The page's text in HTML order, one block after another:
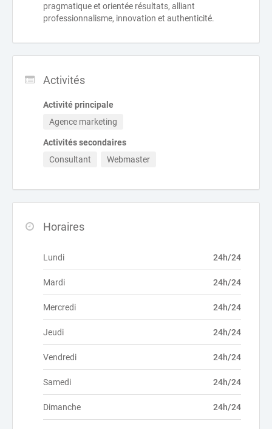
pragmatique et orientée résultats, alliant
professionnalisme, innovation et authenticité.
Activités
Activité principale
Agence marketing
Activités secondaires
Consultant
Webmaster
Horaires
Lundi 24h/24
Mardi 24h/24
Mercredi 24h/24
Jeudi 24h/24
Vendredi 24h/24
Samedi 24h/24
Dimanche 24h/24